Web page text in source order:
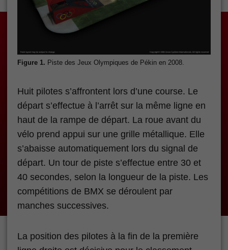
Figure 1. Piste des Jeux Olympiques de Pékin en 2008.
Huit pilotes s’affrontent lors d’une course. Le
départ s’effectue à l’arrêt sur la même ligne en
haut de la rampe de départ. La roue avant du
vélo prend appui sur une grille métallique. Elle
s’abaisse automatiquement lors du signal de
départ. Un tour de piste s’effectue entre 30 et
40 secondes, selon la longueur de la piste. Les
compétitions de BMX se déroulent par
manches successives.
La position des pilotes à la fin de la première